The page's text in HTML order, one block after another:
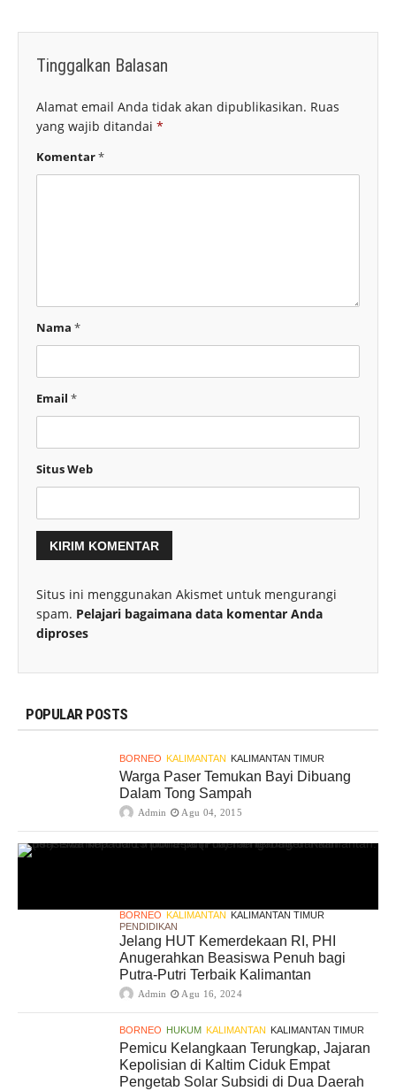
Tinggalkan Balasan
Alamat email Anda tidak akan dipublikasikan. Ruas
yang wajib ditandai *
Komentar*
Nama *
Email *
Situs Web
Situs ini menggunakan Akismet untuk mengurangi
spam. Pelajari bagaimana data komentar Anda
diproses
POPULAR POSTS
BORNEO KALIMANTAN KALIMANTAN TIMUR
Warga Paser Temukan Bayi Dibuang
Dalam Tong Sampah
Admin Agu 04, 2015
BORNEO KALIMANTAN
KALIMANTAN TIMUR
PENDIDIKAN
Jelang HUT Kemerdekaan RI, PHI
Anugerahkan Beasiswa Penuh bagi
Putra-Putri Terbaik Kalimantan
Admin Agu 16, 2024
BORNEO HUKUM KALIMANTAN KALIMANTAN TIMUR
Pemicu Kelangkaan Terungkap, Jajaran
Kepolisian di Kaltim Ciduk Empat
Pengetab Solar Subsidi di Dua Daerah